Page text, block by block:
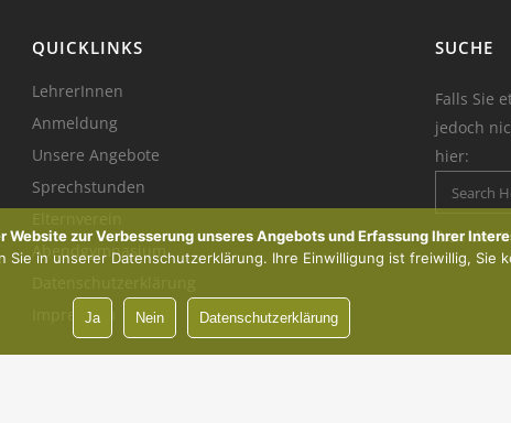
QUICKLINKS
LehrerInnen
Anmeldung
Unsere Angebote
Sprechstunden
Abendgymnasium
Impressum
SUCHE
Falls Sie
jedoch
hier:
Ikon der
Website zur Verbesserung unseres Angebots und Erfassung Ihrer
in unserer Datenschutzerklärung. Ihre Einwilligung ist freiwillig,
Ja Nein Datenschutzerklärung